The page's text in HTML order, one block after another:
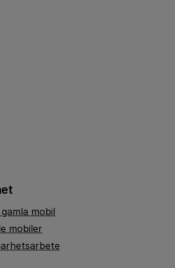
mobil
mobiler